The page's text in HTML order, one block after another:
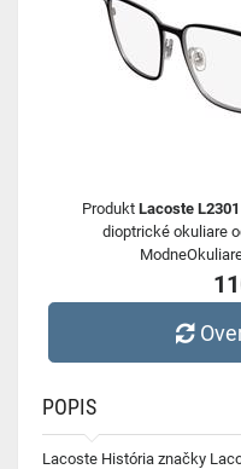
Produkt Lacoste
dioptrické okuliare
POPIS
Lacoste História značky